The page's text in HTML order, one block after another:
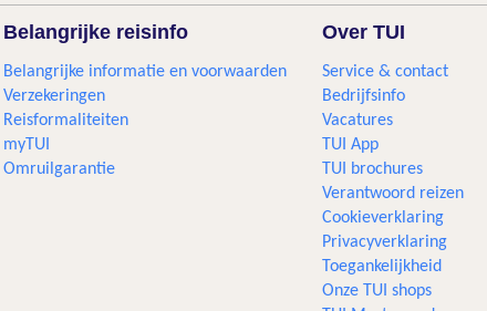
Belangrijke reisinfo
Belangrijke informatie en voorwaarden
Verzekeringen
Reisformaliteiten
myTUI
Omruilgarantie
Over TUI
Service & contact
Bedrijfsinfo
Vacatures
TUI App
TUI brochures
Verantwoord reizen
Cookieverklaring
Privacyverklaring
Toegankelijkheid
Onze TUI shops